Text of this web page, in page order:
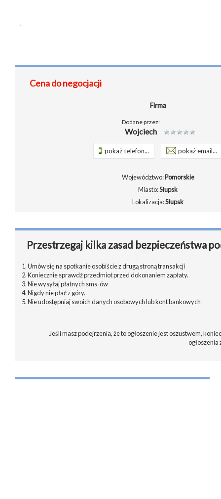
Cena do negocjacji
Firma
Dodane przez:
Wojciech
pokaż telefon... pokaż email...
Województwo:Pomorskie
Miasto:Słupsk
Lokalizacja:Słupsk
Przestrzegaj kilka zasad bezpieczeństwa
1. Umów się na spotkanie osobiście z drugą stroną transakcji
2. Koniecznie sprawdź przedmiot przed dokonaniem zapłaty.
3. Nie wysyłaj płatnych sms-ów
4. Nigdy nie płać z góry.
5. Nie udostępniaj swoich danych osobowych lub kont bankowych
Jeśli masz podejrzenia, że to ogłoszenie jest oszustwem,